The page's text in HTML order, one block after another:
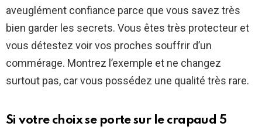
aveuglément confiance parce que vous savez très
bien garder les secrets. Vous êtes très protecteur et
vous détestez voir vos proches souffrir d’un
commérage. Montrez l’exemple et ne changez
surtout pas, car vous possédez une qualité très rare.
Si votre choix se porte sur le crapaud 5